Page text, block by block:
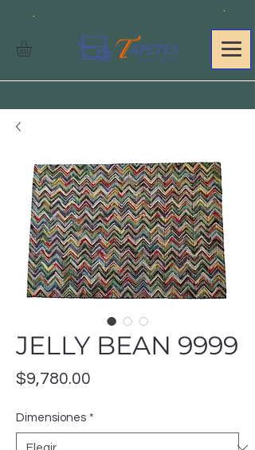
. .
JELLY BEAN 9999
$9,780.00
Dimensiones *